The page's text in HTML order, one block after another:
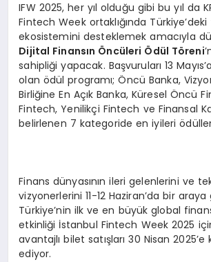
IFW 2025, her yıl olduğu gibi bu yıl da
Fintech Week ortaklığında
ekosistemini desteklemek amacıyla
Dijital Finansın Öncüleri Ödül Töreni
sahipliği yapacak. Başvuruları 13
olan ödül programı; Öncü Banka,
Birliğine En Açık Banka, Küresel Öncü
Fintech, Yenilikçi Fintech ve Finansal
belirlenen 7 kategoride en iyileri
Finans dünyasının ileri gelenlerini ve
vizyonerlerini 11-12 Haziran’da bir
Türkiye’nin ilk ve en büyük global
etkinliği İstanbul Fintech Week 2025
avantajlı bilet satışları 30 Nisan
ediyor.